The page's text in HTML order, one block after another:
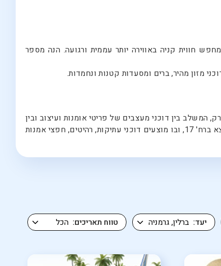
חווית קניה באווירה יותר עממית ורגועה. הנה מספר
מזון מהיר, ברים ומסעדות קטנות ונחמדות.
בין דוכני מעצבים של פריטי אומנות ועיצוב ובין
דוכנים של יד שניה המאפיינים שווקי פשפשים. שוק נוסף שכדאי לבקר, אם כי הוא אינו נחשב זול במיוחד, הוא זה שנמצא ברח' 17, ובו מוצעים דוכני עתיקות, רהיטים, חפצי אמנות
יעד טווח תאריכים